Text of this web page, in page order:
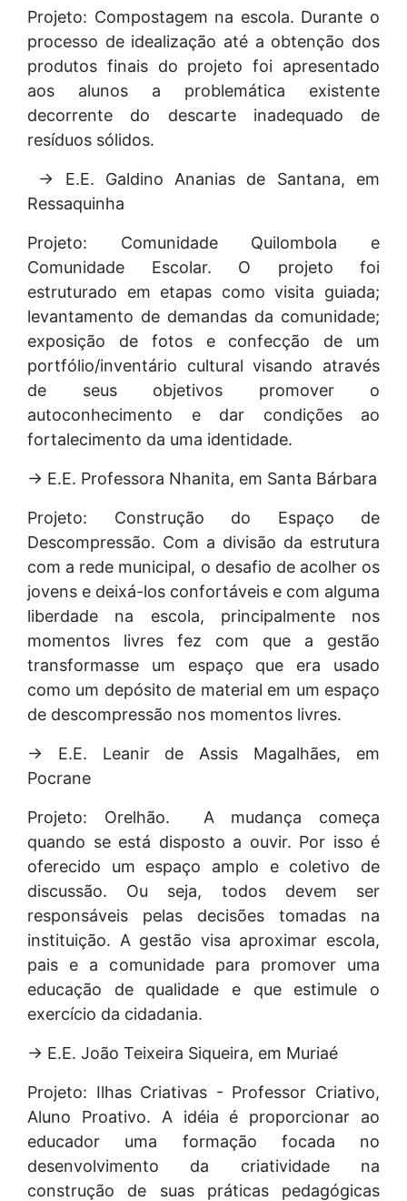
Projeto: Compostagem na escola. Durante o
processo de idealização até a obtenção dos
produtos finais do projeto foi apresentado
aos alunos a problemática existente
decorrente do descarte inadequado de
resíduos sólidos.
→ E.E. Galdino Ananias de Santana, em
Ressaquinha
Projeto: Comunidade Quilombola e
Comunidade Escolar. O projeto foi
estruturado em etapas como visita guiada;
levantamento de demandas da comunidade;
exposição de fotos e confecção de um
portfólio/inventário cultural visando através
de seus objetivos promover o
autoconhecimento e dar condições ao
fortalecimento da uma identidade.
→ E.E. Professora Nhanita, em Santa Bárbara
Projeto: Construção do Espaço de
Descompressão. Com a divisão da estrutura
com a rede municipal, o desafio de acolher os
jovens e deixá-los confortáveis e com alguma
liberdade na escola, principalmente nos
momentos livres fez com que a gestão
transformasse um espaço que era usado
como um depósito de material em um espaço
de descompressão nos momentos livres.
→ E.E. Leanir de Assis Magalhães, em
Pocrane
Projeto: Orelhão. A mudança começa
quando se está disposto a ouvir. Por isso é
oferecido um espaço amplo e coletivo de
discussão. Ou seja, todos devem ser
responsáveis pelas decisões tomadas na
instituição. A gestão visa aproximar escola,
pais e a comunidade para promover uma
educação de qualidade e que estimule o
exercício da cidadania.
→ E.E. João Teixeira Siqueira, em Muriaé
Projeto: Ilhas Criativas - Professor Criativo,
Aluno Proativo. A idéia é proporcionar ao
educador uma formação focada no
desenvolvimento da criatividade na
construção de suas práticas pedagógicas